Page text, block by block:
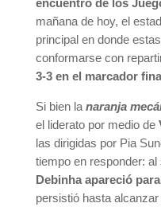
encuentro de los
mañana de hoy, el
principal en donde
conformarse con
3-3 en el marcador
Si bien la naranja
el liderato por medio de
las dirigidas por Pia
tiempo en responder:
Debinha apareció
persistió hasta